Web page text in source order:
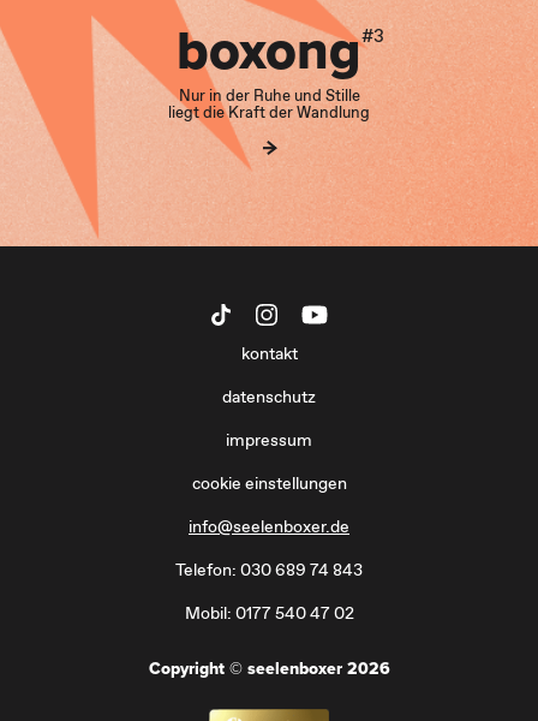
boxong#3
Nur in der Ruhe und Stille
liegt die Kraft der Wandlung
Copyright © seelenboxer 2026
kontakt
datenschutz
impressum
cookie einstellungen
info@seelenboxer.de
Telefon: 030 689 74 843
Mobil: 0177 540 47 02